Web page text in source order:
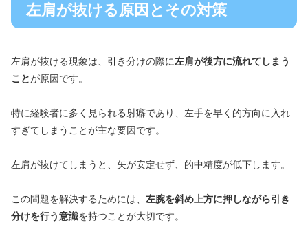
左肩が抜ける原因とその対策
左肩が抜ける現象は、引き分けの際に左肩が後方に流れてしまう
ことが原因です。
特に経験者に多く見られる射癖であり、左手を早く的方向に入れ
すぎてしまうことが主な要因です。
左肩が抜けてしまうと、矢が安定せず、的中精度が低下します。
この問題を解決するためには、 左腕を斜め上方に押しながら引き
分けを行う意識を持つことが大切です。